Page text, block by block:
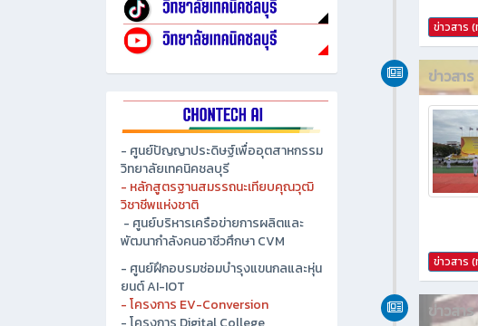
- ศูนย์ปัญญาประดิษฐ์เพื่ออุตสาหกรรม
วิทยาลัยเทคนิคชลบุรี
- หลักสูตรฐานสมรรถนะเทียบคุณวุฒิ
วิชาชีพแห่งชาติ
- ศูนย์บริหารเครือข่ายการผลิตและ
พัฒนากำลังคนอาชีวศึกษา CVM
ข่าวสาร
ข่าวสาร